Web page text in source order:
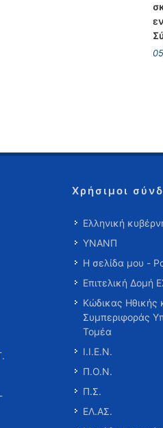
Χρήσιμοι
Ελληνική
ΥΝΑΝΠ
Η σελίδα μου -
Επιτελική
Κώδικας Ηθικής
Συμπεριφοράς
Τομέα
Ι.Ι.Ε.Ν.
Π.Ο.Ν.
Π.Σ.
ΕΛ.ΑΣ.